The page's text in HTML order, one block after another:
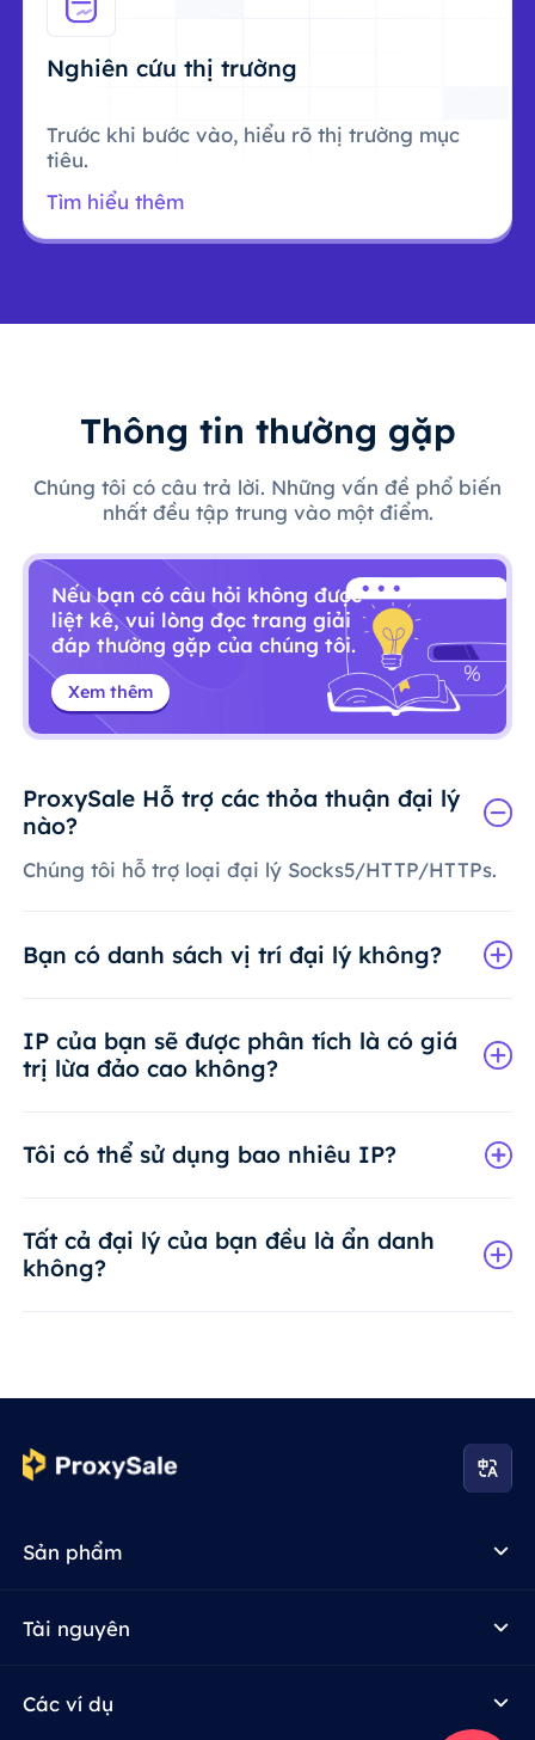
Nghiên cứu thị trường
Trước khi bước vào, hiểu rõ thị trường mục
tiêu.
Tìm hiểu thêm
Thông tin thường gặp
Chúng tôi có câu trả lời. Những vấn đề phổ biến
nhất đều tập trung vào một điểm.
Nếu bạn có câu hỏi không được
liệt kê, vui lòng đọc trang giải
đáp thường gặp của chúng tôi.
Xem thêm
ProxySale Hỗ trợ các thỏa thuận đại lý
nào?
Chúng tôi hỗ trợ loại đại lý Socks5/HTTP/HTTPs.
Bạn có danh sách vị trí đại lý không?
IP của bạn sẽ được phân tích là có giá
trị lừa đảo cao không?
Tôi có thể sử dụng bao nhiêu IP?
Tất cả đại lý của bạn đều là ẩn danh
không?
Sản phẩm
Tài nguyên
Các ví dụ